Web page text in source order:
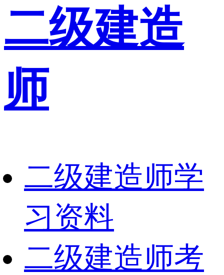
二级建造
师
二级建造师学
习资料
二级建造师考